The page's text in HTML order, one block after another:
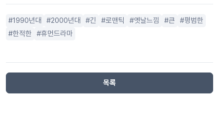
1990년대 2000년대 긴 로맨틱 옛날느낌 큰
평범한
한적한
휴먼드라마
목록